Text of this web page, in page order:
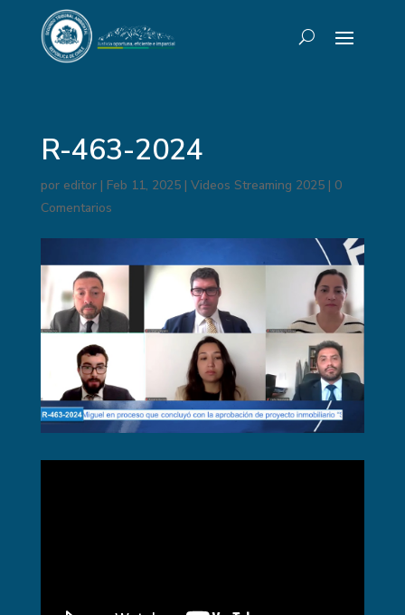
R-463-2024
por editor| Feb 11, 2025| Videos Streaming 2025| 0
Comentarios